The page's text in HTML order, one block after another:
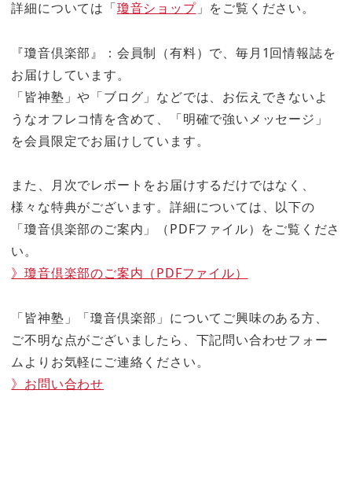
詳細については「瓊音ショップ」をご覧ください。
『瓊音倶楽部』：会員制（有料）で、毎月1回情報誌を
お届けしています。
「皆神塾」や「ブログ」などでは、お伝えできないよ
うなオフレコ情を含めて、「明確で強いメッセージ」
を会員限定でお届けしています。
また、月次でレポートをお届けするだけではなく、
様々な特典がございます。詳細については、以下の
「瓊音倶楽部のご案内」（PDFファイル）をご覧くださ
い。
》瓊音倶楽部のご案内（PDFファイル）
「皆神塾」「瓊音倶楽部」についてご興味のある方、
ご不明な点がございましたら、下記問い合わせフォー
ムよりお気軽にご連絡ください。
》お問い合わせ